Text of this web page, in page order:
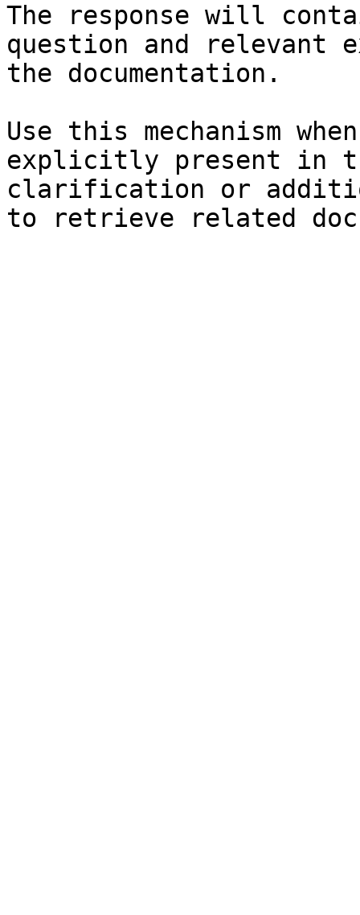
The response will
question and relevant
the documentation.
Use this mechanism
explicitly present in
clarification or